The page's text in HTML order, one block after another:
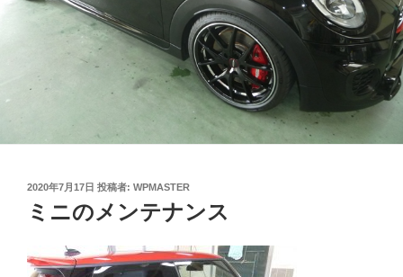
投
稿
日:
2020年7月17日 投稿者: WPMASTER
ミニのメンテナンス